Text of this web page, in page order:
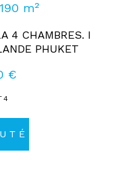
m²
4 CHAMBRES. I
PHUKET
€